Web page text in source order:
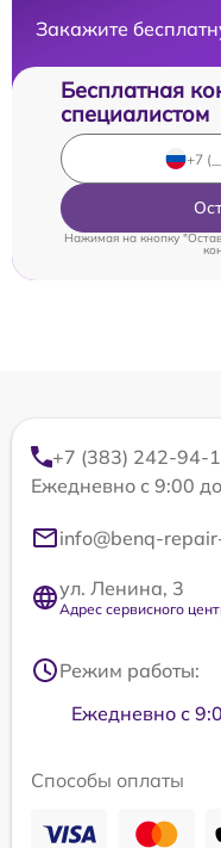
Закажите
Бесплатная
специалистом
Нажимая на кнопку
+7 (383) 242-94-
Ежедневно с 9:00
info@benq-
ул. Ленина, 3
Адрес сервисного
Режим работы:
Ежедневно с
Способы оплаты